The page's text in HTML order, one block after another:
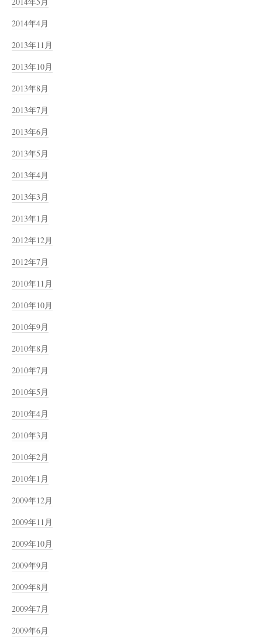
2014年4月
2013年11月
2013年10月
2013年8月
2013年7月
2013年6月
2013年5月
2013年4月
2013年3月
2013年1月
2012年12月
2012年7月
2010年11月
2010年10月
2010年9月
2010年8月
2010年7月
2010年5月
2010年4月
2010年3月
2010年2月
2010年1月
2009年12月
2009年11月
2009年10月
2009年9月
2009年8月
2009年7月
2009年6月